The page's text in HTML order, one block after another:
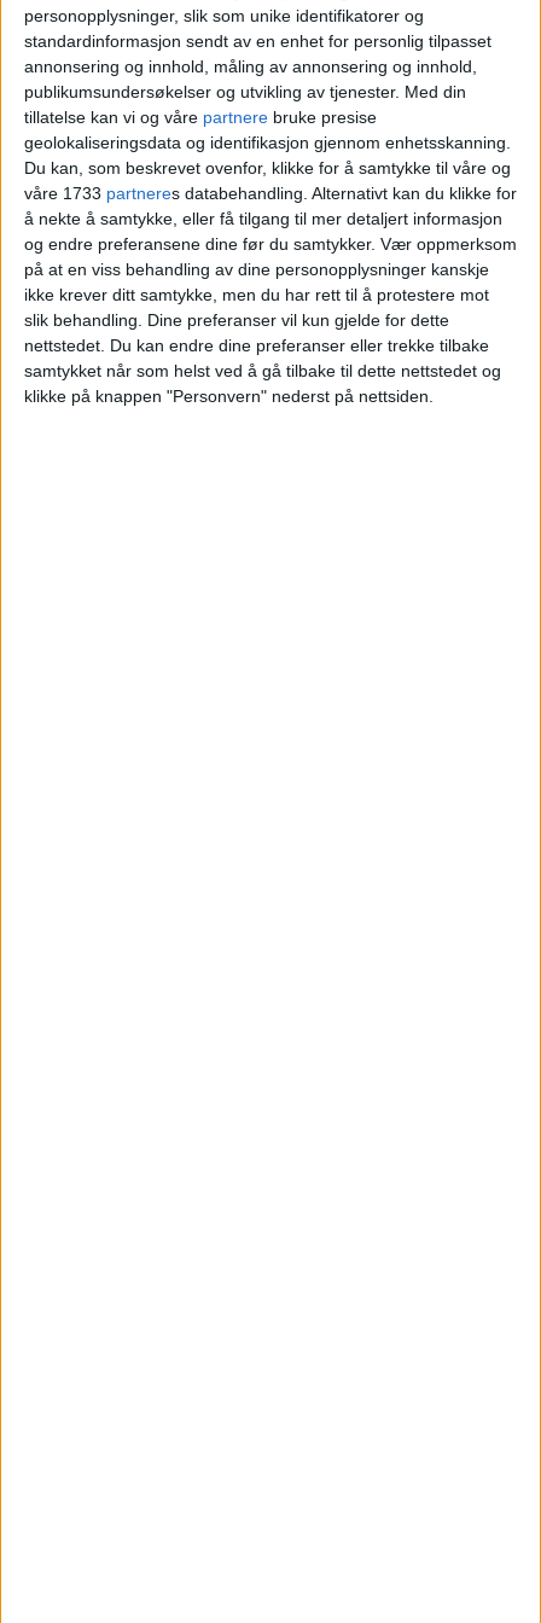
personopplysninger, slik som unike identifikatorer og
standardinformasjon sendt av en enhet for personlig tilpasset
annonsering og innhold, måling av annonsering og innhold,
publikumsundersøkelser og utvikling av tjenester. Med din
tillatelse kan vi og våre partnere bruke presise
geolokaliseringsdata og identifikasjon gjennom enhetsskanning.
Du kan, som beskrevet ovenfor, klikke for å samtykke til våre og
våre 1733 partneres databehandling. Alternativt kan du klikke for
å nekte å samtykke, eller få tilgang til mer detaljert informasjon
og endre preferansene dine før du samtykker. Vær oppmerksom
på at en viss behandling av dine personopplysninger kanskje
ikke krever ditt samtykke, men du har rett til å protestere mot
slik behandling. Dine preferanser vil kun gjelde for dette
nettstedet. Du kan endre dine preferanser eller trekke tilbake
samtykket når som helst ved å gå tilbake til dette nettstedet og
klikke på knappen "Personvern" nederst på nettsiden.
fargede glassbiter og deler av speil. Den
er utformet av kunstnerenOlav
Strømme. Over tavlen står det en
kristusfigur.
Kirken har friser også. Langs
vinduene på begge langveggene og over
alteret så henger "forbarmelsen" avKjell
Pahr Iversen. Den kom opp i 1989 og
utgjør en flott og fargerik del av kirkens
interiør. Kunstneren brukte ett og et halvt